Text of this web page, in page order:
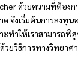
ด้วยความที่ต้อง
จึงเริ่มต้นการลงทุน
ะทำให้เราสามารถพิ
วยวิธีการทางวิทยา